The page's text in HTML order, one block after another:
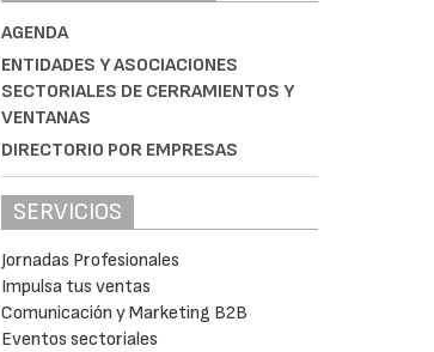
AGENDA
ENTIDADES Y ASOCIACIONES
SECTORIALES DE CERRAMIENTOS Y
VENTANAS
DIRECTORIO POR EMPRESAS
SERVICIOS
Jornadas Profesionales
Impulsa tus ventas
Comunicación y Marketing B2B
Eventos sectoriales